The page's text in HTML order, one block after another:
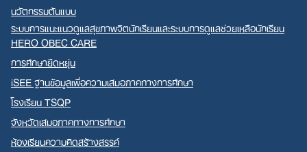
นวัตกรรมต้นแบบ
ระบบการแนะแนวดูแลสุขภาพจิตนักเรียนและระบบการดูแลช่วยเหลือนักเรียน
HERO OBEC CARE
การศึกษายืดหยุ่น
iSEE ฐานข้อมูลเพื่อความเสมอภาคทางการศึกษา
โรงเรียน TSQP
จังหวัดเสมอภาคทางการศึกษา
ห้องเรียนความคิดสร้างสรรค์